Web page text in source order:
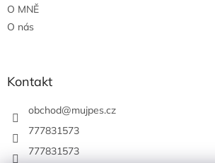
O MNĚ
O nás
Kontakt
obchod@mujpes.cz
777831573
777831573